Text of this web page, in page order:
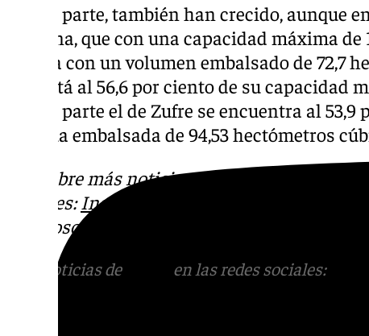
Por su parte, también han crecido, aunque
Aracena, que con una capacidad máxima
cuenta con un volumen embalsado de 72,7
que está al 56,6 por ciento de su capacidad
Por su parte el de Zufre se encuentra al
de agua embalsada de 94,53 hectómetros
Descubre más noticias de 101Tv en las redes
sociales:Instagram
con nosotros en el correo
Más noticias de en las redes sociales: